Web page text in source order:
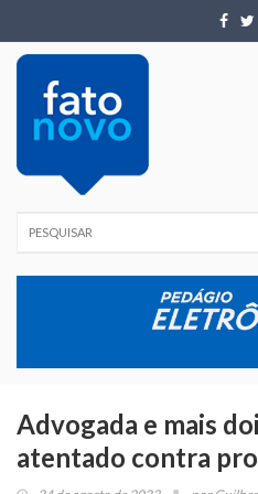
Advogada e mais
atentado contra